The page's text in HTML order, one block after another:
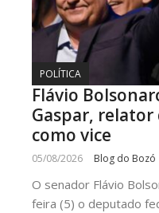
POLÍTICA
Flávio
Gaspar, relator
como vice
05/08/2026 Blog do Bozó
O senador Flávio
feira (5) o deputado